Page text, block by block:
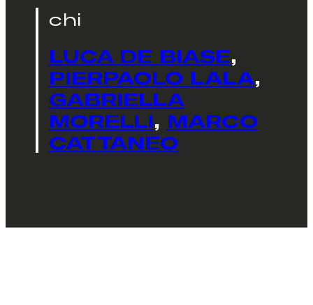
chi
LUCA DE BIASE,
PIERPAOLO LALA,
GABRIELLA
MORELLI, MARCO
CATTANEO